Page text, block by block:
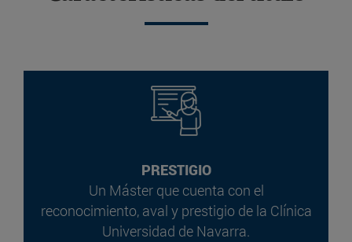
PRESTIGIO
Un Máster que cuenta con el
reconocimiento, aval y prestigio de la Clínica
Universidad de Navarra.